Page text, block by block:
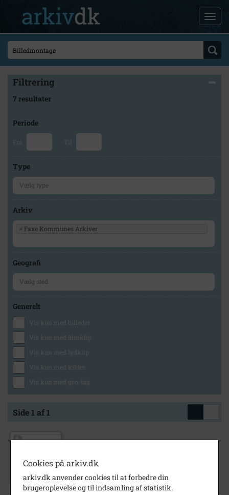
Filtrering
7 resultater
Periode
Fra Til
Type
Arkiv
× Faxe Kommunes Arkiver
Geografi
Generelt
Vis kun med billeder
Vis kun med filmklip
Vis kun med lydklip
Vis kun med kilder
Vis kun med geo-tag
Side 1 af 1
Billedmontage
Cookies på arkiv.dk
arkiv.dk anvender cookies til at forbedre din
brugeroplevelse og til indsamling af statistik.